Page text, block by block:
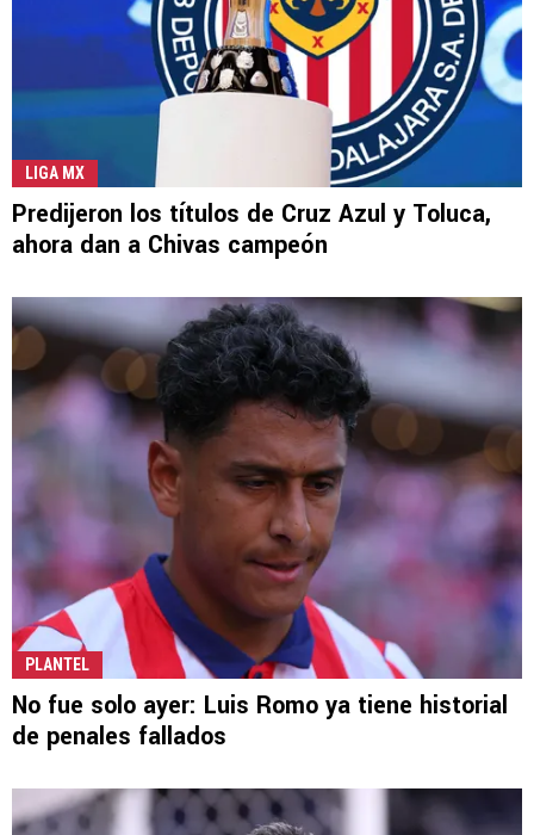
LIGA MX
Predijeron los títulos de Cruz Azul y Toluca,
ahora dan a Chivas campeón
PLANTEL
No fue solo ayer: Luis Romo ya tiene historial
de penales fallados